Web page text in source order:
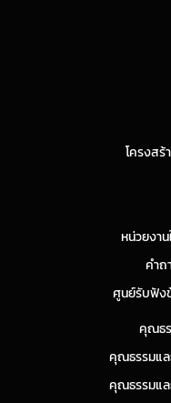
โครงสร้
หน่วยงา
คำถ
ศูนย์รับฟัง
คุณธร
คุณธรรมแล
คุณธรรมแล